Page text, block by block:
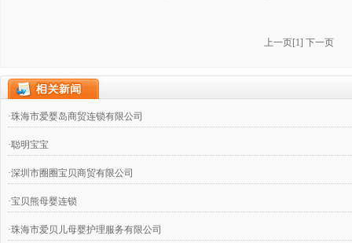
上一页[1]下一页
·珠海市爱婴岛商贸连锁有限公司
·聪明宝宝
·深圳市圈圈宝贝商贸有限公司
·宝贝熊母婴连锁
·珠海市爱贝儿母婴护理服务有限公司